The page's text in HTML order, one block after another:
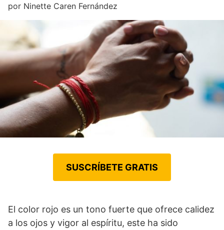
por Ninette Caren Fernández
SUSCRÍBETE GRATIS
El color rojo es un tono fuerte que ofrece calidez
a los ojos y vigor al espíritu, este ha sido